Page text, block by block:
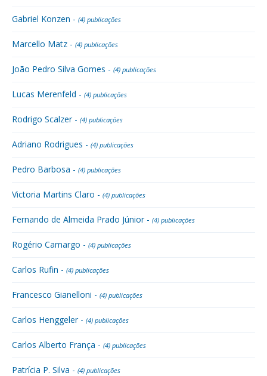
Gabriel Konzen - (4) publicações
Marcello Matz - (4) publicações
João Pedro Silva Gomes - (4) publicações
Lucas Merenfeld - (4) publicações
Rodrigo Scalzer - (4) publicações
Adriano Rodrigues - (4) publicações
Pedro Barbosa - (4) publicações
Victoria Martins Claro - (4) publicações
Fernando de Almeida Prado Júnior - (4) publicações
Rogério Camargo - (4) publicações
Carlos Rufin - (4) publicações
Francesco Gianelloni - (4) publicações
Carlos Henggeler - (4) publicações
Carlos Alberto França - (4) publicações
Patrícia P. Silva - (4) publicações